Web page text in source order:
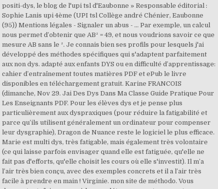
positi-dys, le blog de l'upi tsl d'Eaubonne » Responsable éditorial :
Sophie Lanis upi 4ème (UPI tsl Collège andré Chénier, Eaubonne
(95)) Mentions légales - Signaler un abus - … Par exemple, un calcul
nous permet d’obtenir que AB² = 49, et nous voudrions savoir ce que
mesure AB sans le ². Je connais bien ses profils pour lesquels j'ai
développé des méthodes spécifiques qui s'adaptent parfaitement
aux non dys. adapté aux enfants DYS ou en difficulté d’apprentissage:
cahier d’entraînement toutes matières PDF et ePub le livre
disponibles en téléchargement gratuit. Karine FRANCOIS
(dimanche, Nov 29. Jai Des Dys Dans Ma Classe Guide Pratique Pour
Les Enseignants PDF. Pour les élèves dys et je pense plus
particulièrement aux dyspraxiques (pour réduire la fatigabilité et
parce qu’ils utilisent généralement un ordinateur pour compenser
leur dysgraphie), Dragon de Nuance reste le logiciel le plus efficace.
Marie est multi dys, très fatigable, mais également très volontaire
(ce qui laisse parfois envisager quand elle est fatiguée, qu'elle ne
fait pas d'efforts, qu'elle choisit les cours où elle s'investit). Il m’a
l’air très bien conçu, avec des exemples concrets et il a l’air très
facile à prendre en main ! Virginie. mon site de méthodo. Vous